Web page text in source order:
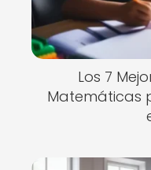
Los 7
Matemáticas